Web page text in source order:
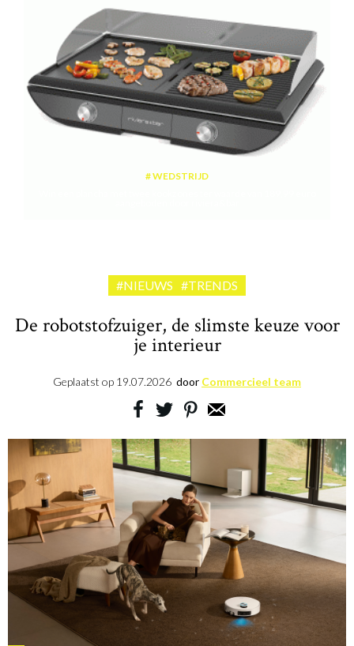
WEDSTRIJD
#NIEUWS #TRENDS
De robotstofzuiger, de slimste keuze voor
je interieur
Geplaatst op 19.07.2026 door Commercieel team